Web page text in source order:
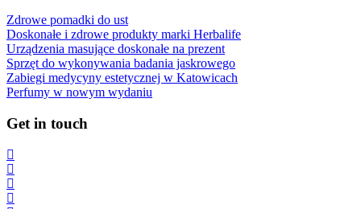
Zdrowe pomadki do ust
Doskonałe i zdrowe produkty marki Herbalife
Urządzenia masujące doskonałe na prezent
Sprzęt do wykonywania badania jaskrowego
Zabiegi medycyny estetycznej w Katowicach
Perfumy w nowym wydaniu
Get in touch